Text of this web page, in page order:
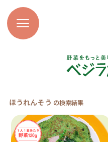
ほうれんそう の検索結果